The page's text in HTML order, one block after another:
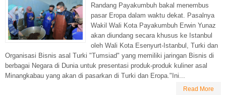
Randang Payakumbuh bakal menembus
pasar Eropa dalam waktu dekat. Pasalnya
Wakil Wali Kota Payakumbuh Erwin Yunaz
akan diundang secara khusus ke Istanbul
oleh Wali Kota Esenyurt-Istanbul, Turki dan
Organisasi Bisnis asal Turki "Tumsiad" yang memiliki jaringan Bisnis di
berbagai Negara di Dunia untuk presentasi produk-produk kuliner asal
Minangkabau yang akan di pasarkan di Turki dan Eropa."Ini...
Read More